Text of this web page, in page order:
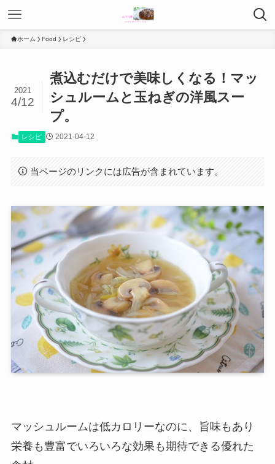
ホーム Food レシピ
煮込むだけで美味しくなる！マッ
シュルームと玉ねぎの洋風スー
プ。
2021
4/12
レシピ 2021-04-12
当ページのリンクには広告が含まれています。
マッシュルームは低カロリーなのに、旨味もあり
栄養も豊富でいろいろな効果も期待できる優れた